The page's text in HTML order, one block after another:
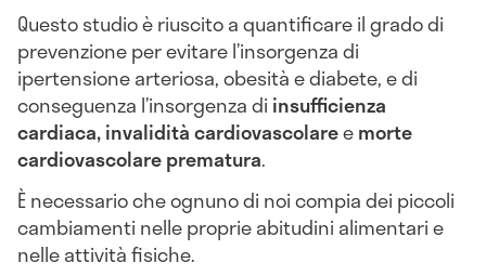
Questo studio è riuscito a quantificare il grado di
prevenzione per evitare l’insorgenza di
ipertensione arteriosa, obesità e diabete, e di
conseguenza l’insorgenza di insufficienza
cardiaca, invalidità cardiovascolareemorte
cardiovascolare prematura.
È necessario che ognuno di noi compia dei piccoli
cambiamenti nelle proprie abitudini alimentari e
nelle attività fisiche.